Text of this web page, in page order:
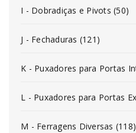
I - Dobradiças e Pivots (50)
J - Fechaduras (121)
K - Puxadores para Portas
L - Puxadores para Portas
M - Ferragens Diversas (118)